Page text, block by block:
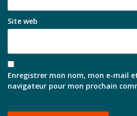
Site web
Enregistrer mon nom, mon e-mail
navigateur pour mon prochain